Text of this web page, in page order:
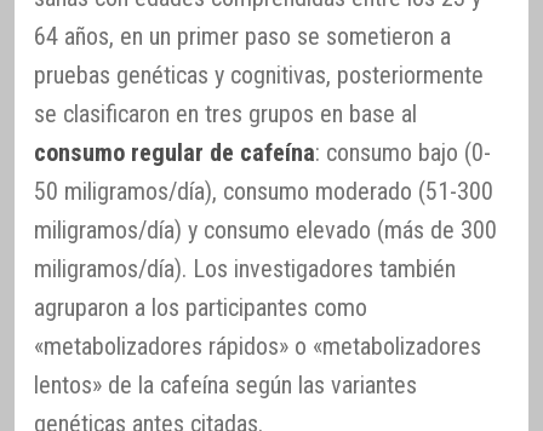
64 años, en un primer paso se sometieron a
pruebas genéticas y cognitivas, posteriormente
se clasificaron en tres grupos en base al
consumo regular de cafeína: consumo bajo (0-
50 miligramos/día), consumo moderado (51-300
miligramos/día) y consumo elevado (más de 300
miligramos/día). Los investigadores también
agruparon a los participantes como
«metabolizadores rápidos» o «metabolizadores
lentos» de la cafeína según las variantes
genéticas antes citadas.